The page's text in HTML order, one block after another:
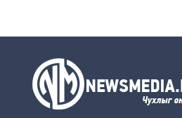
2026-08-5